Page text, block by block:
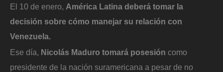
El 10 de enero, América Latina deberá tomar la
decisión sobre cómo manejar su relación con
Venezuela.
Ese día, Nicolás Maduro tomará posesión como
presidente de la nación suramericana a pesar de no